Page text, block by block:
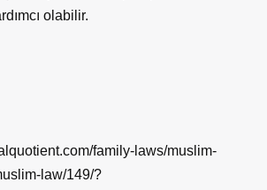
olabilir.
family-laws/muslim-
law/149/?